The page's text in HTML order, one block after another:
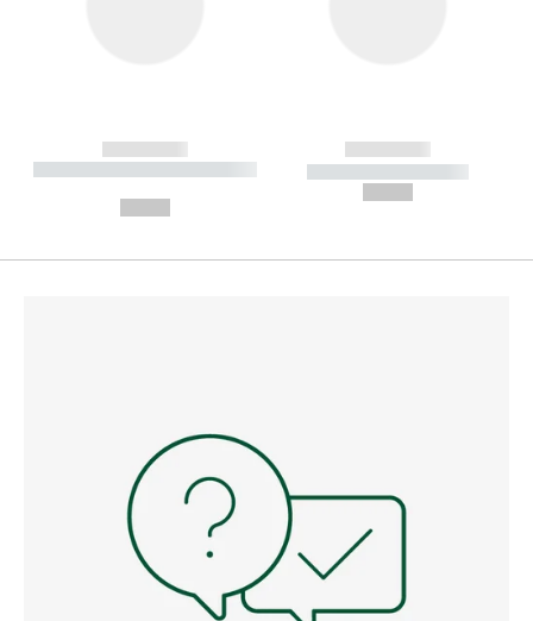
------------
----------- ----------- --------
------------
----------- -----------